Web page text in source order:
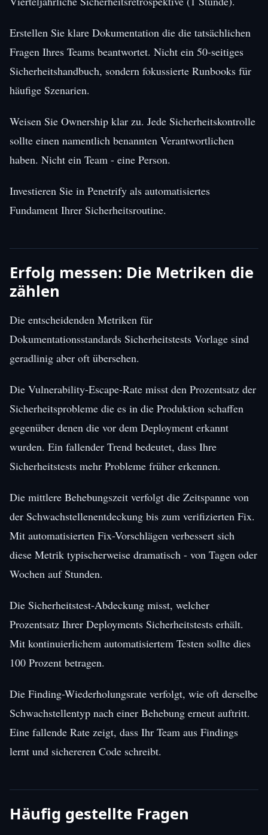
Erstellen Sie klare Dokumentation die die tatsächlichen
Fragen Ihres Teams beantwortet. Nicht ein 50-seitiges
Sicherheitshandbuch, sondern fokussierte Runbooks für
häufige Szenarien.
Weisen Sie Ownership klar zu. Jede Sicherheitskontrolle
sollte einen namentlich benannten Verantwortlichen
haben. Nicht ein Team - eine Person.
Investieren Sie in Penetrify als automatisiertes
Fundament Ihrer Sicherheitsroutine.
Erfolg messen: Die Metriken die
zählen
Die entscheidenden Metriken für
Dokumentationsstandards Sicherheitstests Vorlage sind
geradlinig aber oft übersehen.
Die Vulnerability-Escape-Rate misst den Prozentsatz der
Sicherheitsprobleme die es in die Produktion schaffen
gegenüber denen die vor dem Deployment erkannt
wurden. Ein fallender Trend bedeutet, dass Ihre
Sicherheitstests mehr Probleme früher erkennen.
Die mittlere Behebungszeit verfolgt die Zeitspanne von
der Schwachstellenentdeckung bis zum verifizierten Fix.
Mit automatisierten Fix-Vorschlägen verbessert sich
diese Metrik typischerweise dramatisch - von Tagen oder
Wochen auf Stunden.
Die Sicherheitstest-Abdeckung misst, welcher
Prozentsatz Ihrer Deployments Sicherheitstests erhält.
Mit kontinuierlichem automatisiertem Testen sollte dies
100 Prozent betragen.
Die Finding-Wiederholungsrate verfolgt, wie oft derselbe
Schwachstellentyp nach einer Behebung erneut auftritt.
Eine fallende Rate zeigt, dass Ihr Team aus Findings
lernt und sichereren Code schreibt.
Häufig gestellte Fragen